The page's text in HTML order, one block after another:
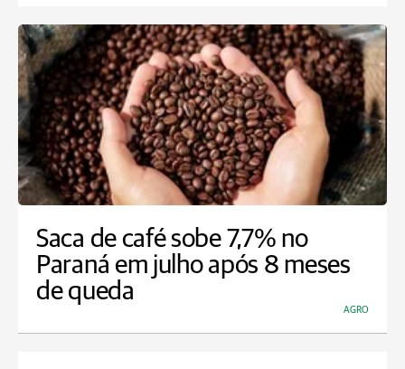
Saca de café sobe 7,7% no
Paraná em julho após 8 meses
de queda
AGRO